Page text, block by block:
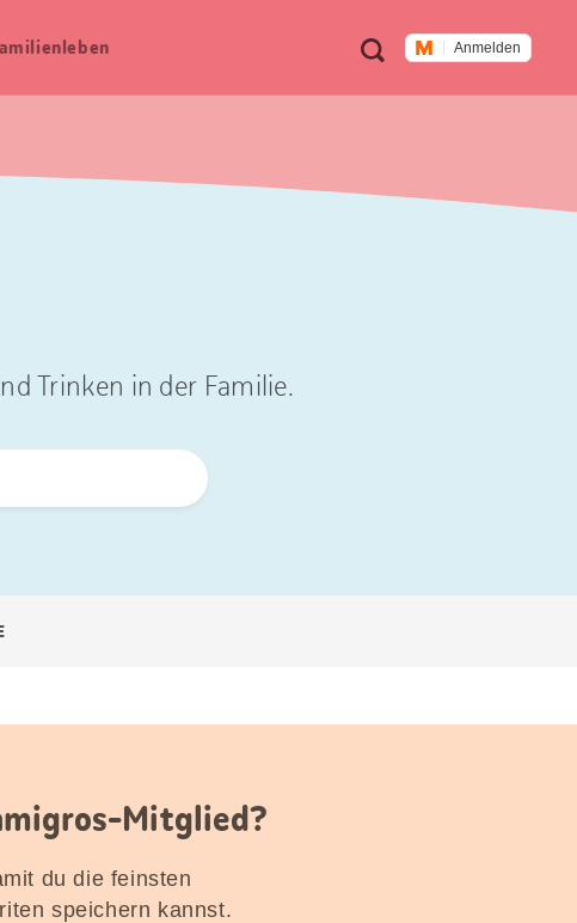
Meta
Navigation
Suche Anmelden
Trinken in der Familie.
Mitglied?
du die feinsten
speichern kannst.